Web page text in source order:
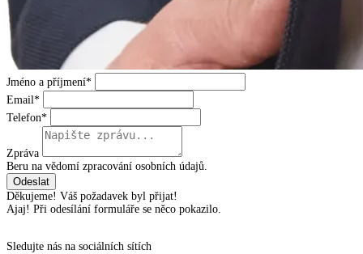
Jméno a příjmení*
Email*
Telefon*
Zpráva
Beru na vědomí zpracování osobních údajů.
Děkujeme! Váš požadavek byl přijat!
Ajaj! Při odesílání formuláře se něco pokazilo.
Sledujte nás na sociálních sítích